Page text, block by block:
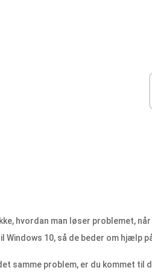
hvordan man løser problemet,
Windows 10, så de beder om hjælp
samme problem, er du kommet